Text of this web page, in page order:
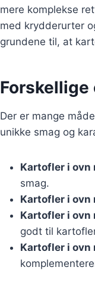
mere komplekse
med krydderurter
grundene til, at
Der er mange
unikke smag og
Kartofler i ovn
smag.
Kartofler i ovn
Kartofler i ovn
godt til
Kartofler i ovn